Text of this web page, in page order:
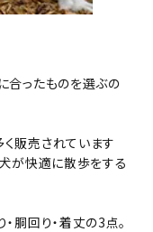
合ったものを選ぶの
販売されています
が快適に散歩をする
胴回り・着丈の3点。